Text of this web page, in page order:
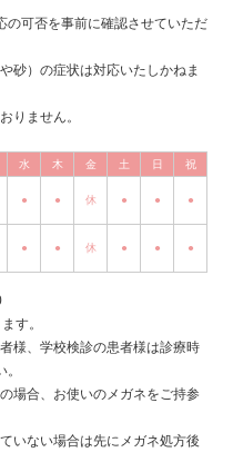
の可否を事前に確認させていただ
砂）の症状は対応いたしかねま
りません。
水 木 金 土 日
祝
● ● 休 ● ● ●
● ● 休 ● ● ●
す。
様、学校検診の患者様は診療時
場合、お使いのメガネをご持参
いない場合は先にメガネ処方後